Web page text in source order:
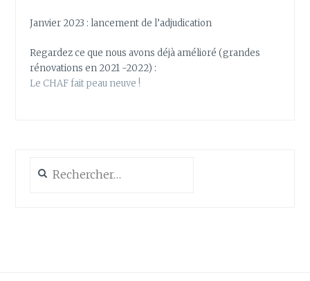
Janvier 2023 : lancement de l’adjudication
Regardez ce que nous avons déjà amélioré (grandes
rénovations en 2021 -2022) :
Le CHAF fait peau neuve !